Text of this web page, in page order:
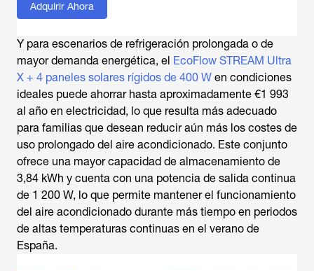
Adquirir Ahora
Y para escenarios de refrigeración prolongada o de
mayor demanda energética, el EcoFlow STREAM Ultra
X + 4 paneles solares rígidos de 400 W en condiciones
ideales puede ahorrar hasta aproximadamente €1 993
al año en electricidad, lo que resulta más adecuado
para familias que desean reducir aún más los costes de
uso prolongado del aire acondicionado. Este conjunto
ofrece una mayor capacidad de almacenamiento de
3,84 kWh y cuenta con una potencia de salida continua
de 1 200 W, lo que permite mantener el funcionamiento
del aire acondicionado durante más tiempo en periodos
de altas temperaturas continuas en el verano de
España.